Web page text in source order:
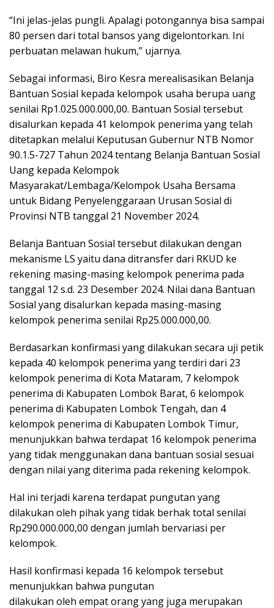
“Ini jelas-jelas pungli. Apalagi potongannya bisa sampai
80 persen dari total bansos yang digelontorkan. Ini
perbuatan melawan hukum,” ujarnya.
Sebagai informasi, Biro Kesra merealisasikan Belanja
Bantuan Sosial kepada kelompok usaha berupa uang
senilai Rp1.025.000.000,00. Bantuan Sosial tersebut
disalurkan kepada 41 kelompok penerima yang telah
ditetapkan melalui Keputusan Gubernur NTB Nomor
90.1.5-727 Tahun 2024 tentang Belanja Bantuan Sosial
Uang kepada Kelompok
Masyarakat/Lembaga/Kelompok Usaha Bersama
untuk Bidang Penyelenggaraan Urusan Sosial di
Provinsi NTB tanggal 21 November 2024.
Belanja Bantuan Sosial tersebut dilakukan dengan
mekanisme LS yaitu dana ditransfer dari RKUD ke
rekening masing-masing kelompok penerima pada
tanggal 12 s.d. 23 Desember 2024. Nilai dana Bantuan
Sosial yang disalurkan kepada masing-masing
kelompok penerima senilai Rp25.000.000,00.
Berdasarkan konfirmasi yang dilakukan secara uji petik
kepada 40 kelompok penerima yang terdiri dari 23
kelompok penerima di Kota Mataram, 7 kelompok
penerima di Kabupaten Lombok Barat, 6 kelompok
penerima di Kabupaten Lombok Tengah, dan 4
kelompok penerima di Kabupaten Lombok Timur,
menunjukkan bahwa terdapat 16 kelompok penerima
yang tidak menggunakan dana bantuan sosial sesuai
dengan nilai yang diterima pada rekening kelompok.
Hal ini terjadi karena terdapat pungutan yang
dilakukan oleh pihak yang tidak berhak total senilai
Rp290.000.000,00 dengan jumlah bervariasi per
kelompok.
Hasil konfirmasi kepada 16 kelompok tersebut
menunjukkan bahwa pungutan
dilakukan oleh empat orang yang juga merupakan